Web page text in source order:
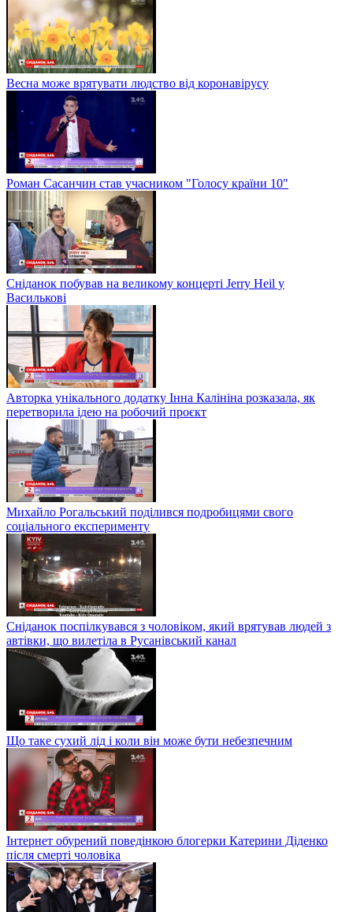
Весна може врятувати людство від коронавірусу
Роман Сасанчин став учасником "Голосу країни 10"
Сніданок побував на великому концерті Jerry Heil у
Василькові
Авторка унікального додатку Інна Калініна розказала, як
перетворила ідею на робочий проєкт
Михайло Рогальський поділився подробицями свого
соціального експерименту
Сніданок поспілкувався з чоловіком, який врятував людей з
автівки, що вилетіла в Русанівський канал
Що таке сухий лід і коли він може бути небезпечним
Інтернет обурений поведінкою блогерки Катерини Діденко
після смерті чоловіка